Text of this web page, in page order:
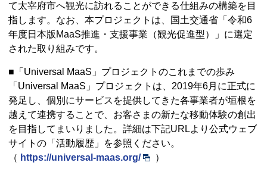
て太宰府市へ観光に訪れることができる仕組みの構築を目
指します。なお、本プロジェクトは、国土交通省「令和6
年度日本版MaaS推進・支援事業（観光促進型）」に選定
された取り組みです。
■「Universal MaaS」プロジェクトのこれまでの歩み
「Universal MaaS」プロジェクトは、2019年6月に正式に
発足し、個別にサービスを提供してきた各事業者が垣根を
越えて連携することで、お客さまの新たな移動体験の創出
を目指してまいりました。詳細は下記URLより公式ウェブ
サイトの「活動履歴」を参照ください。
（ https://universal-maas.org/ ）